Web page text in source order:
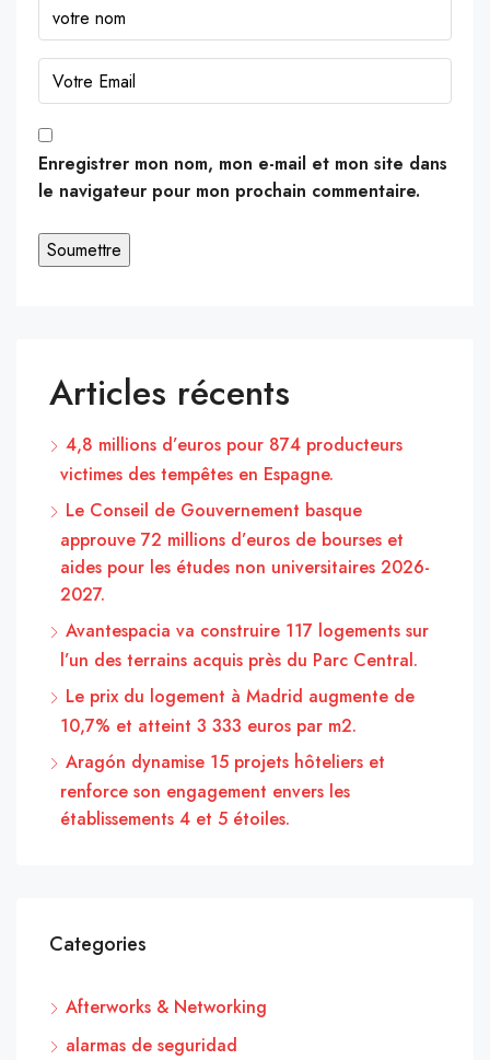
Enregistrer mon nom, mon e-mail et mon site dans
le navigateur pour mon prochain commentaire.
Articles récents
4,8 millions d’euros pour 874 producteurs
victimes des tempêtes en Espagne.
Le Conseil de Gouvernement basque
approuve 72 millions d’euros de bourses et
aides pour les études non universitaires 2026-
2027.
Avantespacia va construire 117 logements sur
l’un des terrains acquis près du Parc Central.
Le prix du logement à Madrid augmente de
10,7% et atteint 3 333 euros par m2.
Aragón dynamise 15 projets hôteliers et
renforce son engagement envers les
établissements 4 et 5 étoiles.
Categories
Afterworks & Networking
alarmas de seguridad